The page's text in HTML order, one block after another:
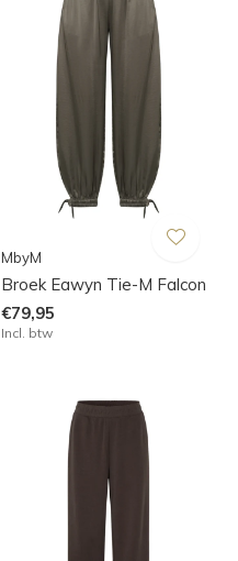
MbyM
Broek Eawyn Tie-M Falcon
€79,95
Incl. btw